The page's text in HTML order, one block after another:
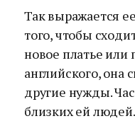
Так выражается
того, чтобы
новое платье или
английского, она
другие нужды.
близких ей